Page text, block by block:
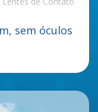
sem óculos